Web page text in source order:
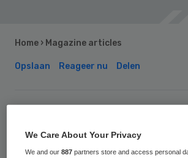
Home › Magazine articles
Opslaan Reageer nu Delen
zorg moet beter
We Care About Your Privacy
We and our887 partners store and access personal